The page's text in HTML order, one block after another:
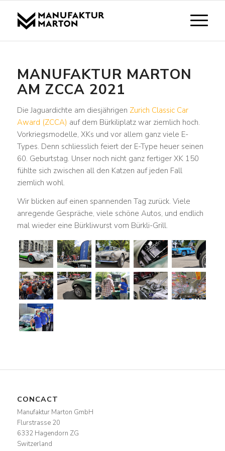
MANUFAKTUR MARTON
AM ZCCA 2021
Die Jaguardichte am diesjährigen Zurich Classic Car
Award (ZCCA) auf dem Bürkiliplatz war ziemlich hoch.
Vorkriegsmodelle, XKs und vor allem ganz viele E-
Types. Denn schliesslich feiert der E-Type heuer seinen
60. Geburtstag. Unser noch nicht ganz fertiger XK 150
fühlte sich zwischen all den Katzen auf jeden Fall
ziemlich wohl.
Wir blicken auf einen spannenden Tag zurück. Viele
anregende Gespräche, viele schöne Autos, und endlich
mal wieder eine Bürkliwurst vom Bürkli-Grill.
CONCACT
Manufaktur Marton GmbH
Flurstrasse 20
6332 Hagendorn ZG
Switzerland